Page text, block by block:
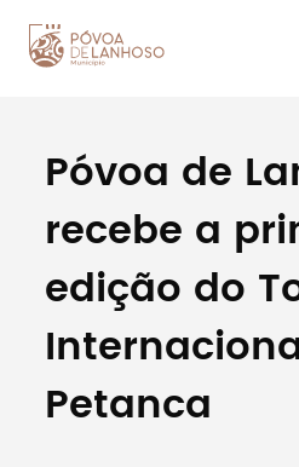
Procurar
Tipo de conteúdo
Póvoa de
recebe a
edição do
Petanca